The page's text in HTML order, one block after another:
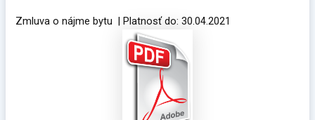
Zmluva o nájme bytu | Platnosť do: 30.04.2021